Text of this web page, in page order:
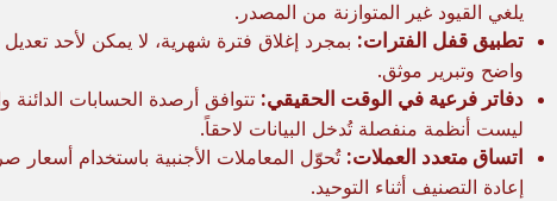
يلغي القيود غير المتوازنة من المصدر.
تطبيق قفل الفترات: بمجرد إغلاق فترة شهرية، لا يمكن لأحد
واضح وتبرير موثق.
دفاتر فرعية في الوقت الحقيقي: تتوافق أرصدة الحسابات الدائنة
ليست أنظمة منفصلة تُدخل البيانات لاحقاً.
اتساق متعدد العملات: تُحوّل المعاملات الأجنبية باستخدام أسعار
إعادة التصنيف أثناء التوحيد.